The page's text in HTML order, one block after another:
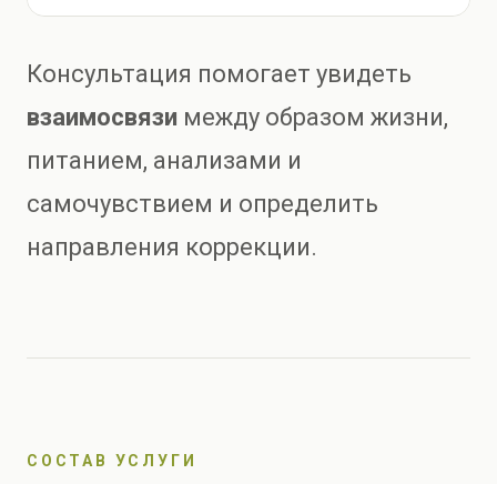
Консультация помогает увидеть
взаимосвязи между образом жизни,
питанием, анализами и
самочувствием и определить
направления коррекции.
СОСТАВ УСЛУГИ